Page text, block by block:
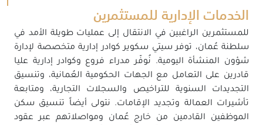
الخدمات الإدارية للمستثمرين
للمستثمرين الراغبين في الانتقال إلى عمليات طويلة الأمد في
سلطنة عُمان، توفر سيتي سكوير كوادر إدارية متخصصة لإدارة
شؤون المنشأة اليومية. نُوفّر مدراء فروع وكوادر إدارية عليا
قادرين على التعامل مع الجهات الحكومية العُمانية، وتنسيق
التجديدات السنوية للتراخيص والسجلات التجارية، ومتابعة
تأشيرات العمالة وتجديد الإقامات. نتولى أيضاً تنسيق سكن
الموظفين القادمين من خارج عُمان ومواصلاتهم عبر عقود